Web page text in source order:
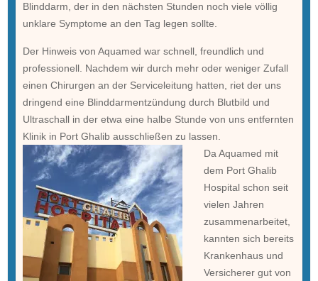
Blinddarm, der in den nächsten Stunden noch viele völlig
unklare Symptome an den Tag legen sollte.
Der Hinweis von Aquamed war schnell, freundlich und
professionell. Nachdem wir durch mehr oder weniger Zufall
einen Chirurgen an der Serviceleitung hatten, riet der uns
dringend eine Blinddarmentzündung durch Blutbild und
Ultraschall in der etwa eine halbe Stunde von uns entfernten
Klinik in Port Ghalib ausschließen zu lassen.
Da Aquamed mit
dem Port Ghalib
Hospital schon seit
vielen Jahren
zusammenarbeitet,
kannten sich bereits
Krankenhaus und
Versicherer gut von